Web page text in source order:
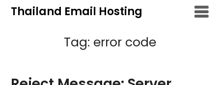
SkipThailand Email Hosting
Tag: error code